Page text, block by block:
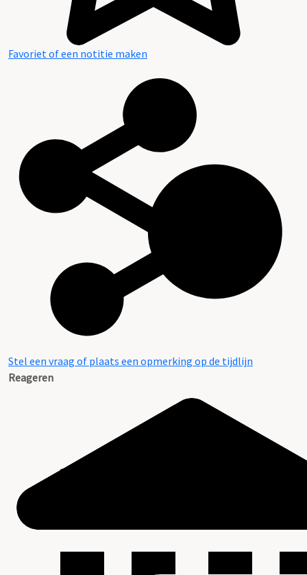
Favoriet of een notitie maken
Stel een vraag of plaats een opmerking op de tijdlijn
Reageren